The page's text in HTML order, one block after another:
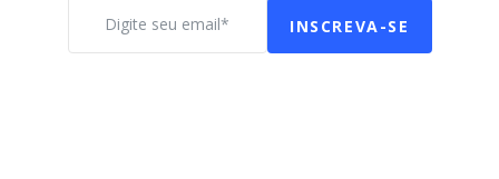
INSCREVA-SE